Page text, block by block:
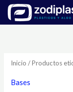
Inicio / Productos
Bases